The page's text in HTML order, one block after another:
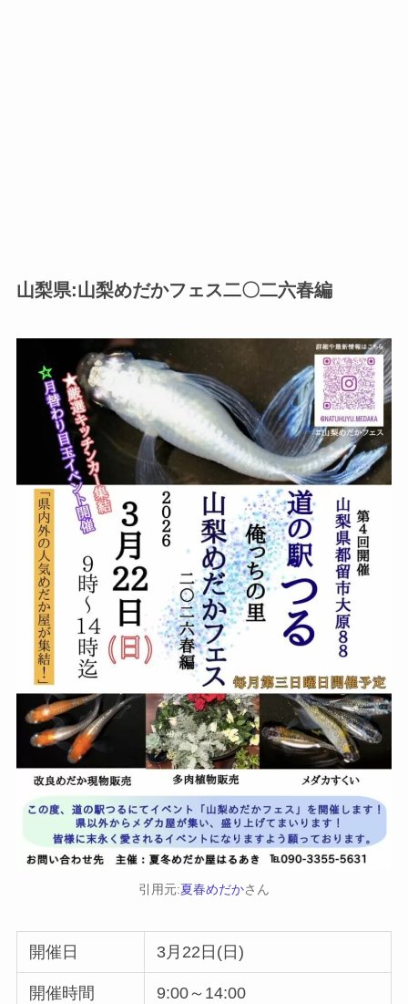
山梨県:山梨めだかフェス二〇二六春編
引用元:夏春めだかさん
開催日 3月22日(日)
開催時間 9:00～14:00